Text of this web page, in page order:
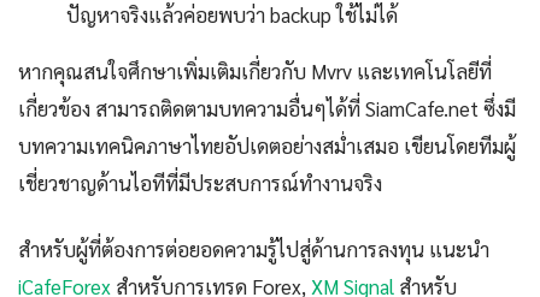
ปัญหาจริงแล้วค่อยพบว่า backup ใช้ไม่ได้
หากคุณสนใจศึกษาเพิ่มเติมเกี่ยวกับ Mvrv และเทคโนโลยีที่
เกี่ยวข้อง สามารถติดตามบทความอื่นๆได้ที่ SiamCafe.net ซึ่งมี
บทความเทคนิคภาษาไทยอัปเดตอย่างสม่ำเสมอ เขียนโดยทีมผู้
เชี่ยวชาญด้านไอทีที่มีประสบการณ์ทำงานจริง
สำหรับผู้ที่ต้องการต่อยอดความรู้ไปสู่ด้านการลงทุน แนะนำ
iCafeForex สำหรับการเทรด Forex, XM Signal สำหรับ